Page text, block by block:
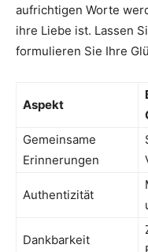
aufrichtigen Worte
ihre Liebe ist. Lassen
formulieren Sie Ihre
Aspekt
Gemeinsame
Erinnerungen
Authentizität
Dankbarkeit